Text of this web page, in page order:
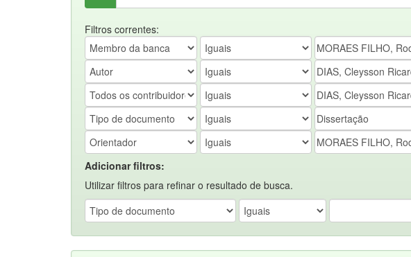
Filtros correntes:
Adicionar filtros:
Utilizar filtros para refinar o resultado de busca.